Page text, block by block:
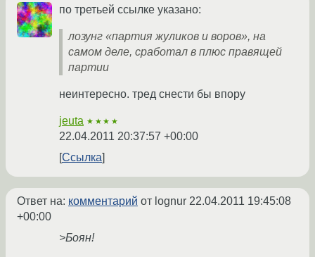
по третьей ссылке указано:
лозунг «партия жуликов и воров», на
самом деле, сработал в плюс правящей
партии
неинтересно. тред снести бы впору
jeuta ★★★★
22.04.2011 20:37:57 +00:00
Ссылка
Ответ на: комментарий от lognur 22.04.2011 19:45:08
+00:00
>Боян!